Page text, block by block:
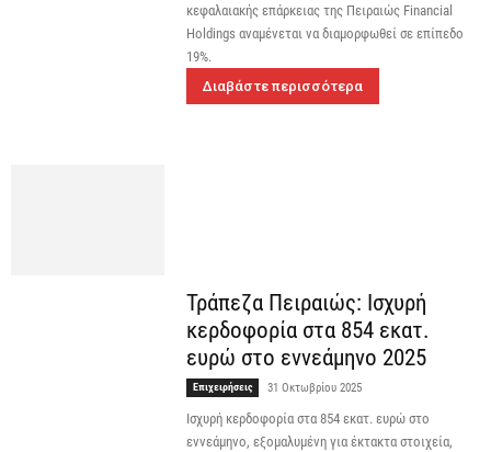
κεφαλαιακής επάρκειας της Πειραιώς Financial
Holdings αναμένεται να διαμορφωθεί σε επίπεδο
19%.
Διαβάστε περισσότερα
Τράπεζα Πειραιώς: Ισχυρή
κερδοφορία στα 854 εκατ.
ευρώ στο εννεάμηνο 2025
Επιχειρήσεις 31 Οκτωβρίου 2025
Ισχυρή κερδοφορία στα 854 εκατ. ευρώ στο
εννεάμηνο, εξομαλυμένη για έκτακτα στοιχεία,